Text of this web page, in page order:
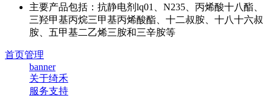
主要产品包括：抗静电剂lq01、N235、丙烯酸十八酯、
三羟甲基丙烷三甲基丙烯酸酯、十二叔胺、十八十六叔
胺、五甲基二乙烯三胺和三辛胺等
首页管理
banner
关于绮禾
服务支持